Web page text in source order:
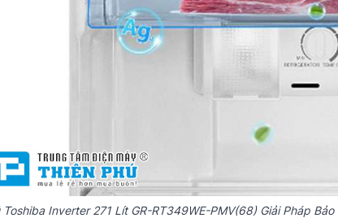
Toshiba Inverter 271 Lít GR-RT349WE-PMV(68) Giải Pháp